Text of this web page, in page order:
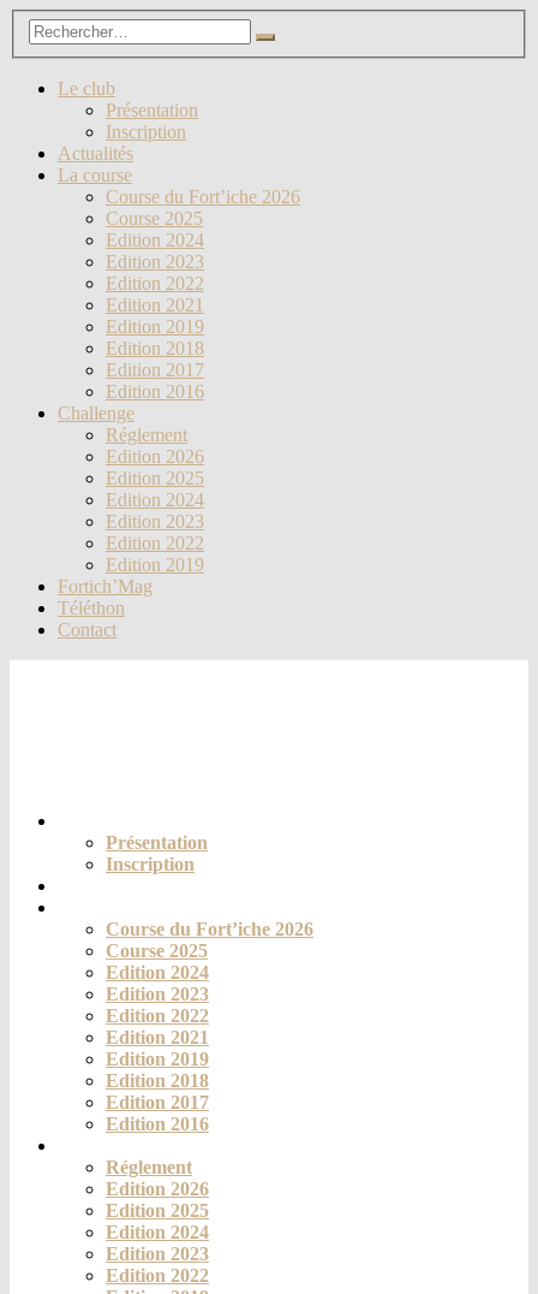
Le club
Présentation
Inscription
Actualités
La course
Course du Fort’iche 2026
Course 2025
Edition 2024
Edition 2023
Edition 2022
Edition 2021
Edition 2019
Edition 2018
Edition 2017
Edition 2016
Challenge
Réglement
Edition 2026
Edition 2025
Edition 2024
Edition 2023
Edition 2022
Edition 2019
Fortich’Mag
Téléthon
Contact
Présentation
Inscription
Course du Fort’iche 2026
Course 2025
Edition 2024
Edition 2023
Edition 2022
Edition 2021
Edition 2019
Edition 2018
Edition 2017
Edition 2016
Réglement
Edition 2026
Edition 2025
Edition 2024
Edition 2023
Edition 2022